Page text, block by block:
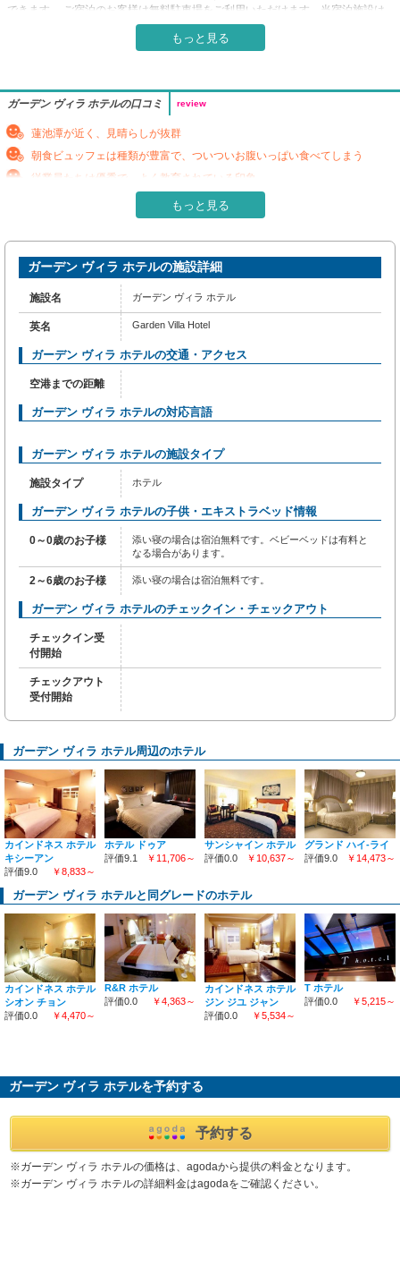
できます。 ご宿泊のお客様は無料駐車場をご利用いただけます。当宿泊施設は
完全禁煙です。 喫煙を希望される方には、指定された喫煙ゾーンがあります。
最も理想的な方法で、休暇体験に乗り出しましょう。ご滞在の毎朝は、ホテル内
もっと見る
ガーデン ヴィラ ホテルの口コミ review
蓮池潭が近く、見晴らしが抜群
朝食ビュッフェは種類が豊富で、ついついお腹いっぱい食べてしまう
従業員たちは優秀で、よく教育されている印象
近くの公園は広く、ジョギングや散歩を多くの人が楽しんでいる
メインの観光地や夜市が近く観光拠点に適している
駅から少し離れていてわかりにくい。初めて行く時はタクシーに乗るのが
館内が広く、エレベータの位置もわかりにくいので、案内の看板などを増
やしてほしいという声もある
もっと見る
ガーデン ヴィラ ホテルの施設詳細
施設名 ガーデン ヴィラ ホテル
英名 Garden Villa Hotel
ガーデン ヴィラ ホテルの交通・アクセス
空港までの距離
ガーデン ヴィラ ホテルの対応言語
ガーデン ヴィラ ホテルの施設タイプ
施設タイプ ホテル
ガーデン ヴィラ ホテルの子供・エキストラベッド情報
0～0歳のお子様
添い寝の場合は宿泊無料です。ベビーベッドは有料と
なる場合があります。
2～6歳のお子様 添い寝の場合は宿泊無料です。
ガーデン ヴィラ ホテルのチェックイン・チェックアウト
チェックイン受
付開始
チェックアウト
受付開始
ガーデン ヴィラ ホテル周辺のホテル
カインドネス ホテル
キシーアン
評価9.0
￥8,833～
ホテル ドゥア
評価9.1
￥11,706～
サンシャイン ホテル
評価0.0
￥10,637～
グランド ハイ-ライ
評価9.0
￥14,473～
ガーデン ヴィラ ホテルと同グレードのホテル
カインドネス ホテル
シオン チョン
評価0.0
￥4,470～
R&R ホテル
評価0.0
￥4,363～
カインドネス ホテル
ジン ジユ ジャン
評価0.0
￥5,534～
T ホテル
評価0.0
￥5,215～
ガーデン ヴィラ ホテルを予約する
予約する
※ガーデン ヴィラ ホテルの価格は、agodaから提供の料金となります。
※ガーデン ヴィラ ホテルの詳細料金はagodaをご確認ください。